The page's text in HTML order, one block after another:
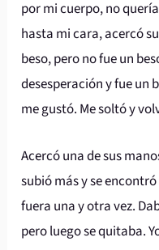
por mi cuerpo, no
hasta mi cara, acercó
beso, pero no fue un
desesperación y fue un
me gustó. Me soltó y
Acercó una de sus
subió más y se
fuera una y otra vez.
pero luego se quitaba.